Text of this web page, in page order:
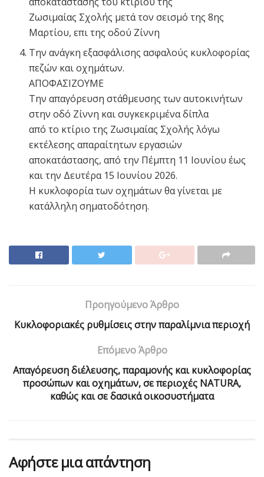
Ζωσιμαίας Σχολής μετά τον σεισμό της 8ης
Μαρτίου, επι της οδού Ζίννη
Την ανάγκη εξασφάλισης ασφαλούς κυκλοφορίας
πεζών και οχημάτων.
ΑΠΟΦΑΣΙΖΟΥΜΕ
Την απαγόρευση στάθμευσης των αυτοκινήτων
στην οδό Ζίννη και συγκεκριμένα δίπλα
από το κτίριο της Ζωσιμαίας Σχολής λόγω
εκτέλεσης απαραίτητων εργασιών
αποκατάστασης, από την Πέμπτη 11 Ιουνίου έως
και την Δευτέρα 15 Ιουνίου 2026.
Η κυκλοφορία των οχημάτων θα γίνεται με
κατάλληλη σηματοδότηση.
Προηγούμενο Άρθρο
Κυκλοφοριακές ρυθμίσεις στην παραλίμνια περιοχή
Επόμενο Άρθρο
Απαγόρευση διέλευσης, παραμονής και κυκλοφορίας
προσώπων και οχημάτων, σε περιοχές NATURA,
καθώς και σε δασικά οικοσυστήματα
Αφήστε μια απάντηση